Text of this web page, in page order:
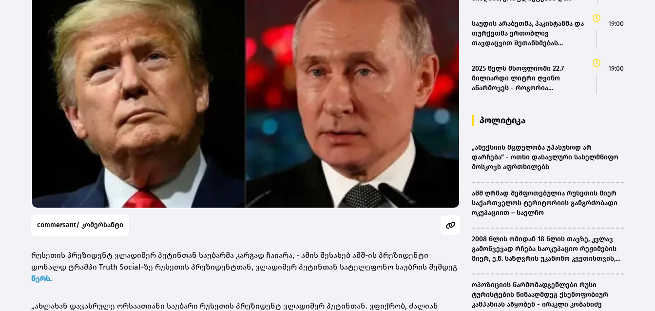
commersant/ კომერსანტი
რუსეთის პრეზიდენტ ვლადიმერ პუტინთან საუბარმა კარგად ჩაიარა, - ამის შესახებ აშშ-ის პრეზიდენტი
დონალდ ტრამპი Truth Social-ზე რუსეთის პრეზიდენტთან, ვლადიმერ პუტინთან სატელეფონო საუბრის შემდეგ
წერს.
„ახლახან დავასრულე ორსაათიანი საუბარი რუსეთის პრეზიდენტ ვლადიმერ პუტინთან. ვფიქრობ, ძალიან
„გარდიანი“
საუდის არაბეთმა, პაკისტანმა და
თურქეთმა ერთობლივ
თავდაცვით შეთანხმებას
19:00
2025 წელს მსოფლიოში 22.7
მილიარდი ლიტრი ღვინო
აწარმოვეს - როგორია
19:00
პოლიტიკა
„ანექსიის მცდელობა უპასუხოდ არ
დარჩება“ - ოთხი დასავლური სახელმწიფო
მოსკოვს აფრთხილებს
აშშ ღრმად შეშფოთებულია რუსეთის მიერ
საქართველოს ტერიტორიის განგრძობადი
ოკუპაციით – საელჩო
2008 წლის ომიდან 18 წლის თავზე, კვლავ
გამოწვევად რჩება საოკუპაციო რეჟიმების
მიერ, ე.წ. საზღვრის უკანონო კვეთისთვის,
ენაზე განათლების ხელმისაწვდომობა-
სახალხო დამცველი
ოპოზიციის წარმომადგენლები რუსი
ტურისტების წინააღმდეგ ქსენოფობიურ
კამპანიას აწყობენ - ირაკლი კობახიძე